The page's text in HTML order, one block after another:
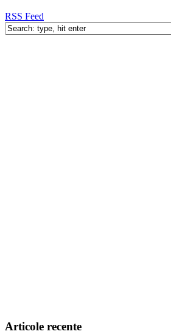
RSS Feed
Articole recente